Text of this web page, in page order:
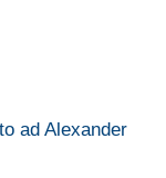
ad Alexander